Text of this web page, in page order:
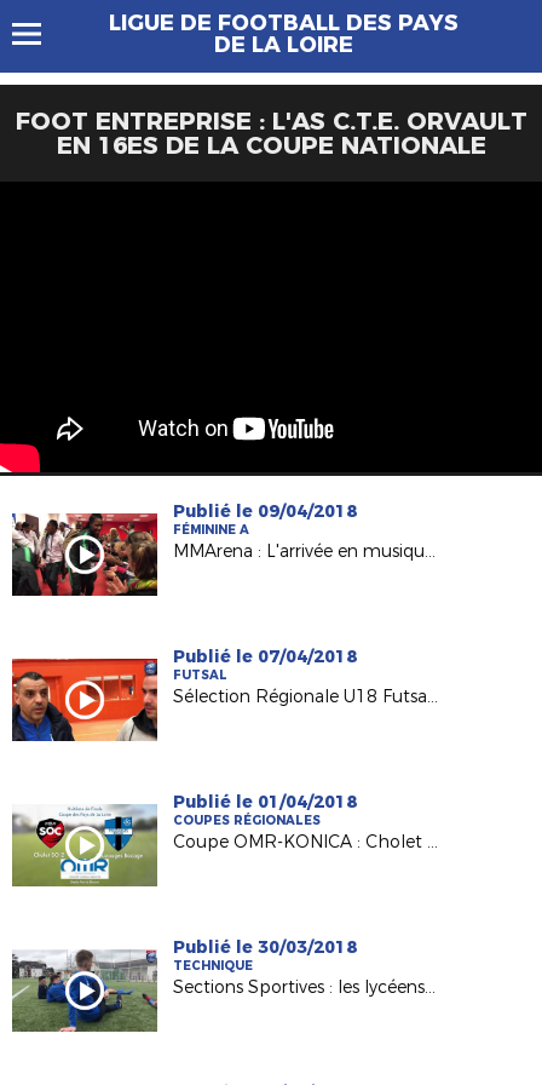
LIGUE DE FOOTBALL DES PAYS
DE LA LOIRE
FOOT ENTREPRISE : L'AS C.T.E. ORVAULT
EN 16ES DE LA COUPE NATIONALE
Publié le 09/04/2018
FÉMININE A
MMArena : L'arrivée en musique du Nigéria !
Publié le 07/04/2018
FUTSAL
Sélection Régionale U18 Futsal : InterLigue en vue !
Publié le 01/04/2018
COUPES RÉGIONALES
Coupe OMR-KONICA : Cholet passe contre Pouzauges (1-0 ap) !
Publié le 30/03/2018
TECHNIQUE
Sections Sportives : les lycéens des Bourdonnières Vertou en finale UNSS !